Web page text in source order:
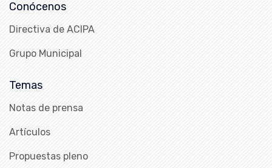
Conócenos
Directiva de ACIPA
Grupo Municipal
Temas
Notas de prensa
Artículos
Propuestas pleno